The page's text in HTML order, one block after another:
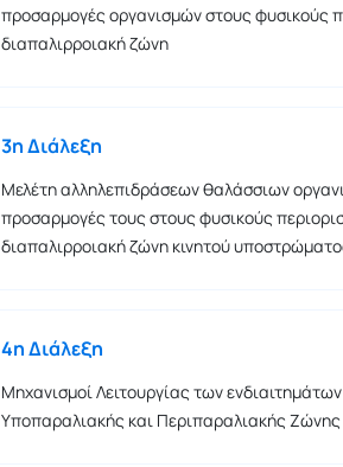
προσαρμογές οργανισμών στους φυσικούς
διαπαλιρροιακή ζώνη
3η Διάλεξη
Μελέτη αλληλεπιδράσεων θαλάσσιων
προσαρμογές τους στους φυσικούς
διαπαλιρροιακή ζώνη κινητού
4η Διάλεξη
Μηχανισμοί Λειτουργίας των
Υποπαραλιακής και Περιπαραλιακής Ζώνης